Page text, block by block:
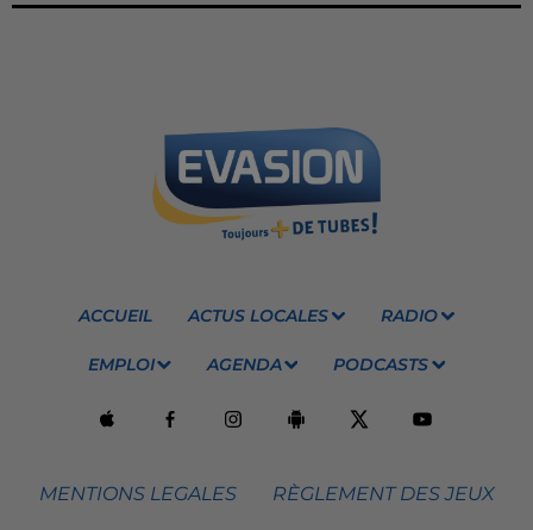
ACCUEIL ACTUS LOCALES RADIO
EMPLOI AGENDA PODCASTS
MENTIONS LEGALES RÈGLEMENT DES JEUX